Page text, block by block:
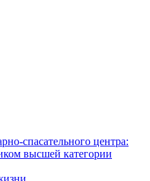
спасательного центра:
высшей категории